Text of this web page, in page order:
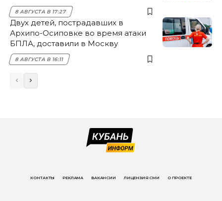
8 АВГУСТА В 17:27
Двух детей, пострадавших в
Архипо-Осиповке во время атаки
БПЛА, доставили в Москву
8 АВГУСТА В 16:11
КОНТАКТЫ РЕКЛАМА ВАКАНСИИ ЛИЦЕНЗИЯ СМИ О ПРОЕКТЕ